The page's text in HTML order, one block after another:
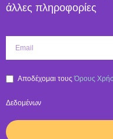
άλλες πληροφορίες
Aποδέχομαι τουςΌρους
Δεδομένων